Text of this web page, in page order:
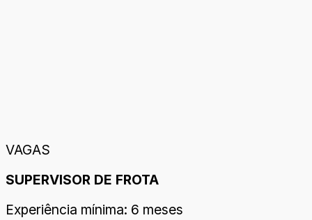
VAGAS
SUPERVISOR DE FROTA
Experiência mínima: 6 meses